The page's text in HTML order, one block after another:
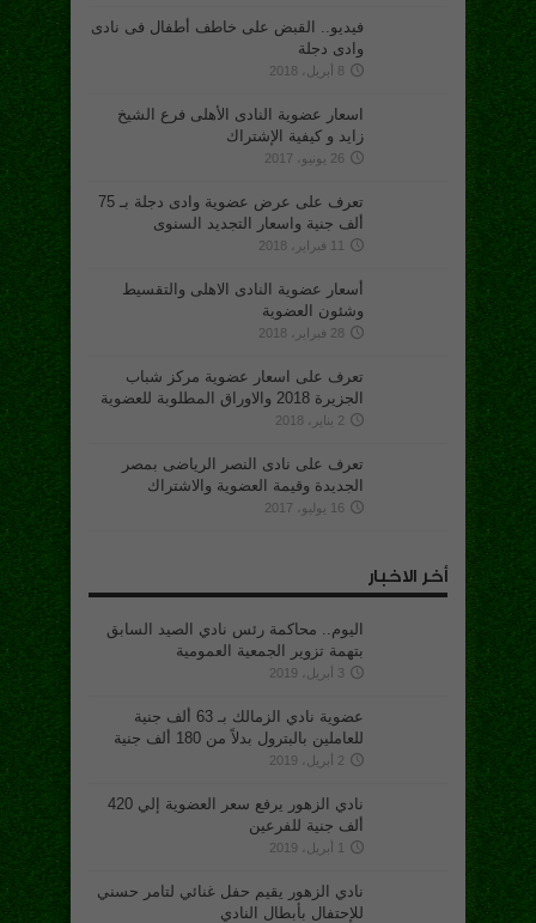
فيديو.. القبض على خاطف أطفال فى نادى
وادى دجلة
8 أبريل، 2018
اسعار عضوية النادى الأهلى فرع الشيخ
زايد و كيفية الإشتراك
26 يونيو، 2017
تعرف على عرض عضوية وادى دجلة بـ 75
ألف جنية واسعار التجديد السنوى
11 فبراير، 2018
أسعار عضوية النادى الاهلى والتقسيط
وشئون العضوية
28 فبراير، 2018
تعرف على اسعار عضوية مركز شباب
الجزيرة 2018 والاوراق المطلوبة للعضوية
2 يناير، 2018
تعرف على نادى النصر الرياضى بمصر
الجديدة وقيمة العضوية والاشتراك
16 يوليو، 2017
أخر الاخبار
اليوم.. محاكمة رئس نادي الصيد السابق
بتهمة تزوير الجمعية العمومية
3 أبريل، 2019
عضوية نادي الزمالك بـ 63 ألف جنية
للعاملين بالبترول بدلاً من 180 ألف جنية
2 أبريل، 2019
نادي الزهور يرفع سعر العضوية إلي 420
ألف جنية للفرعين
1 أبريل، 2019
نادي الزهور يقيم حفل غنائي لتامر حسني
للإحتفال بأبطال النادي